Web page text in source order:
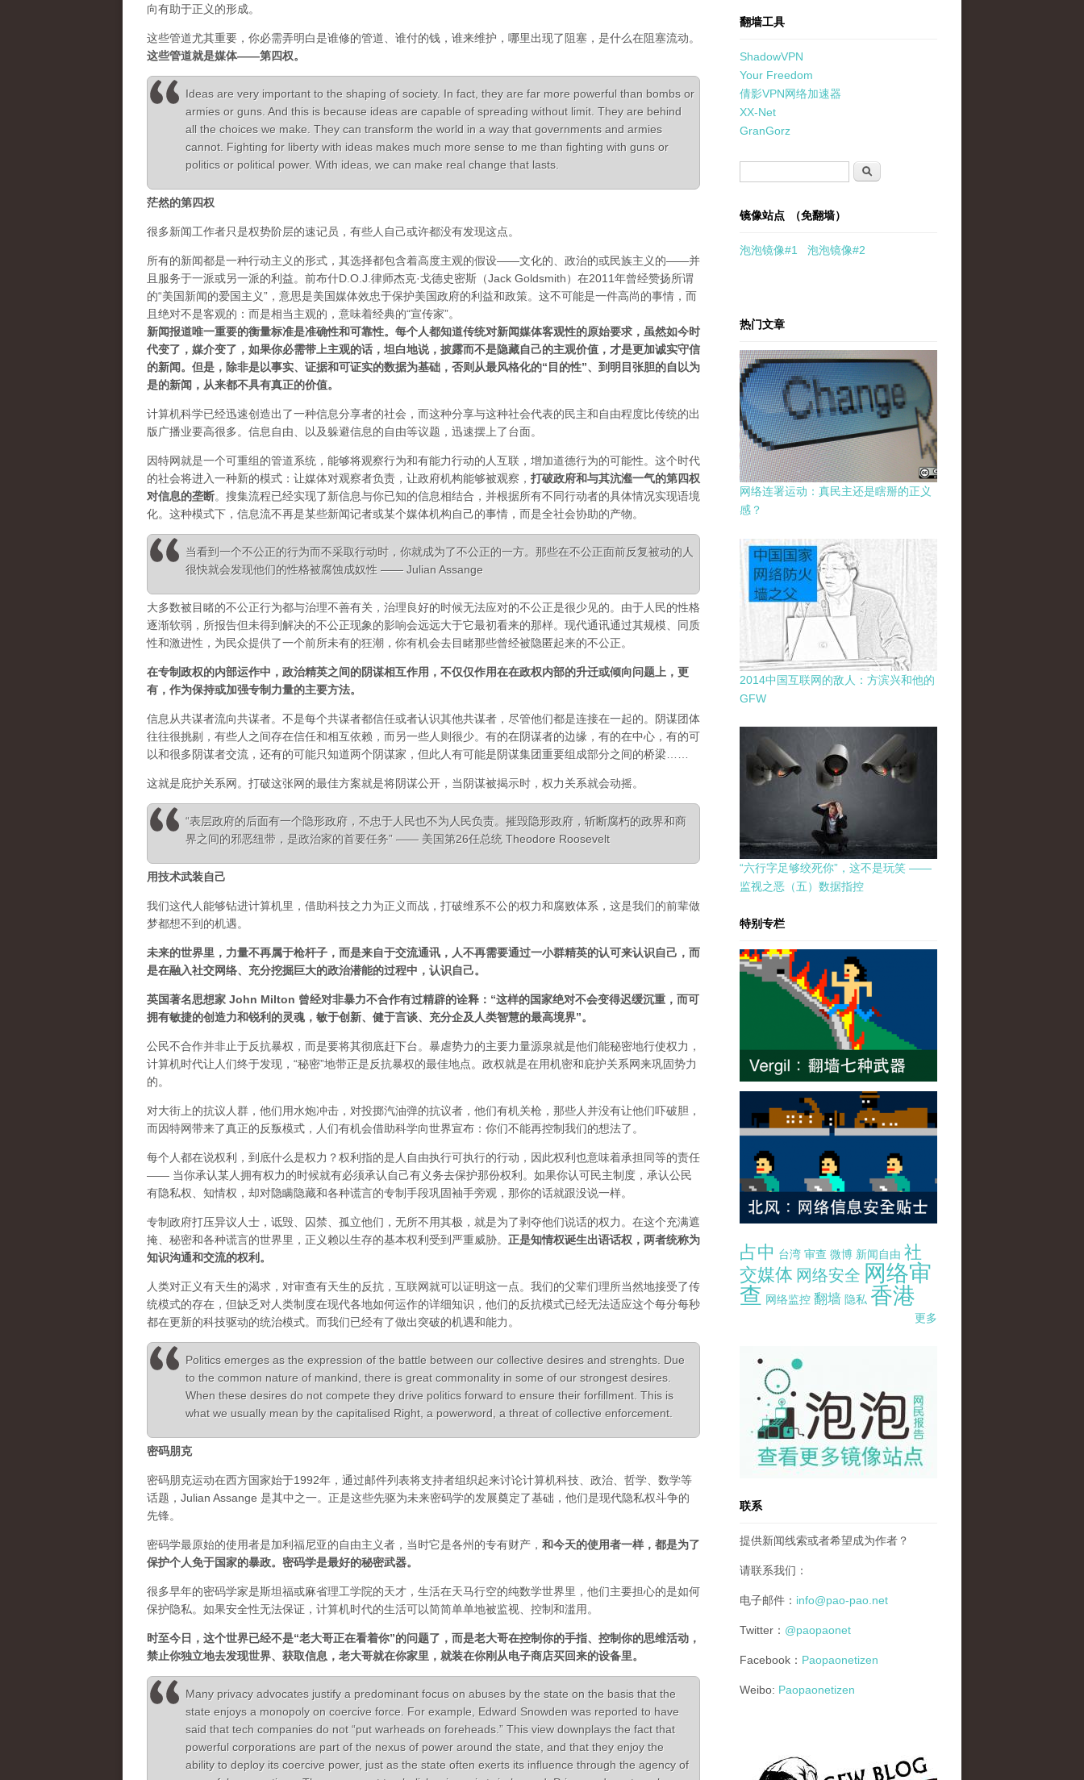
向有助于正义的形成。
这些管道尤其重要，你必需弄明白是谁修的管道、谁付的钱，谁来维护，哪里出现了阻塞，是什么在阻塞流动。
这些管道就是媒体——第四权。
Ideas are very important to the shaping of society. In fact, they are far more powerful than bombs or
armies or guns. And this is because ideas are capable of spreading without limit. They are behind
all the choices we make. They can transform the world in a way that governments and armies
cannot. Fighting for liberty with ideas makes much more sense to me than fighting with guns or
politics or political power. With ideas, we can make real change that lasts.
茫然的第四权
很多新闻工作者只是权势阶层的速记员，有些人自己或许都没有发现这点。
所有的新闻都是一种行动主义的形式，其选择都包含着高度主观的假设——文化的、政治的或民族主义的——并
且服务于一派或另一派的利益。前布什D.O.J.律师杰克·戈德史密斯（Jack Goldsmith）在2011年曾经赞扬所谓
的“美国新闻的爱国主义”，意思是美国媒体效忠于保护美国政府的利益和政策。这不可能是一件高尚的事情，而
且绝对不是客观的：而是相当主观的，意味着经典的“宣传家”。
新闻报道唯一重要的衡量标准是准确性和可靠性。每个人都知道传统对新闻媒体客观性的原始要求，虽然如今时
代变了，媒介变了，如果你必需带上主观的话，坦白地说，披露而不是隐藏自己的主观价值，才是更加诚实守信
的新闻。但是，除非是以事实、证据和可证实的数据为基础，否则从最风格化的“目的性”、到明目张胆的自以为
是的新闻，从来都不具有真正的价值。
计算机科学已经迅速创造出了一种信息分享者的社会，而这种分享与这种社会代表的民主和自由程度比传统的出
版广播业要高很多。信息自由、以及躲避信息的自由等议题，迅速摆上了台面。
因特网就是一个可重组的管道系统，能够将观察行为和有能力行动的人互联，增加道德行为的可能性。这个时代
的社会将进入一种新的模式：让媒体对观察者负责，让政府机构能够被观察， 打破政府和与其沆瀣一气的第四权
对信息的垄断。 搜集流程已经实现了新信息与你已知的信息相结合，并根据所有不同行动者的具体情况实现语境
化。这种模式下，信息流不再是某些新闻记者或某个媒体机构自己的事情，而是全社会协助的产物。
当看到一个不公正的行为而不采取行动时，你就成为了不公正的一方。那些在不公正面前反复被动的人
很快就会发现他们的性格被腐蚀成奴性 —— Julian Assange
大多数被目睹的不公正行为都与治理不善有关，治理良好的时候无法应对的不公正是很少见的。由于人民的性格
逐渐软弱，所报告但未得到解决的不公正现象的影响会远远大于它最初看来的那样。现代通讯通过其规模、同质
性和激进性，为民众提供了一个前所未有的狂潮，你有机会去目睹那些曾经被隐匿起来的不公正。
在专制政权的内部运作中，政治精英之间的阴谋相互作用，不仅仅作用在在政权内部的升迁或倾向问题上，更
有，作为保持或加强专制力量的主要方法。
信息从共谋者流向共谋者。不是每个共谋者都信任或者认识其他共谋者，尽管他们都是连接在一起的。阴谋团体
往往很挑剔，有些人之间存在信任和相互依赖，而另一些人则很少。有的在阴谋者的边缘，有的在中心，有的可
以和很多阴谋者交流，还有的可能只知道两个阴谋家，但此人有可能是阴谋集团重要组成部分之间的桥梁……
这就是庇护关系网。打破这张网的最佳方案就是将阴谋公开，当阴谋被揭示时，权力关系就会动摇。
“表层政府的后面有一个隐形政府，不忠于人民也不为人民负责。摧毁隐形政府，斩断腐朽的政界和商
界之间的邪恶纽带，是政治家的首要任务” —— 美国第26任总统 Theodore Roosevelt
用技术武装自己
我们这代人能够钻进计算机里，借助科技之力为正义而战，打破维系不公的权力和腐败体系，这是我们的前辈做
梦都想不到的机遇。
未来的世界里，力量不再属于枪杆子，而是来自于交流通讯，人不再需要通过一小群精英的认可来认识自己，而
是在融入社交网络、充分挖掘巨大的政治潜能的过程中，认识自己。
英国著名思想家 John Milton 曾经对非暴力不合作有过精辟的诠释：“这样的国家绝对不会变得迟缓沉重，而可
拥有敏捷的创造力和锐利的灵魂，敏于创新、健于言谈、充分企及人类智慧的最高境界”。
公民不合作并非止于反抗暴权，而是要将其彻底赶下台。暴虐势力的主要力量源泉就是他们能秘密地行使权力，
计算机时代让人们终于发现，“秘密”地带正是反抗暴权的最佳地点。政权就是在用机密和庇护关系网来巩固势力
的。
对大街上的抗议人群，他们用水炮冲击，对投掷汽油弹的抗议者，他们有机关枪，那些人并没有让他们吓破胆，
而因特网带来了真正的反叛模式，人们有机会借助科学向世界宣布：你们不能再控制我们的想法了。
每个人都在说权利，到底什么是权力？权利指的是人自由执行可执行的行动，因此权利也意味着承担同等的责任
—— 当你承认某人拥有权力的时候就有必须承认自己有义务去保护那份权利。如果你认可民主制度，承认公民
有隐私权、知情权，却对隐瞒隐藏和各种谎言的专制手段巩固袖手旁观，那你的话就跟没说一样。
专制政府打压异议人士，诋毁、囚禁、孤立他们，无所不用其极，就是为了剥夺他们说话的权力。在这个充满遮
掩、秘密和各种谎言的世界里，正义赖以生存的基本权利受到严重威胁。 正是知情权诞生出语话权，两者统称为
知识沟通和交流的权利。
人类对正义有天生的渴求，对审查有天生的反抗，互联网就可以证明这一点。我们的父辈们理所当然地接受了传
统模式的存在，但缺乏对人类制度在现代各地如何运作的详细知识，他们的反抗模式已经无法适应这个每分每秒
都在更新的科技驱动的统治模式。而我们已经有了做出突破的机遇和能力。
Politics emerges as the expression of the battle between our collective desires and strenghts. Due
to the common nature of mankind, there is great commonality in some of our strongest desires.
When these desires do not compete they drive politics forward to ensure their forfillment. This is
what we usually mean by the capitalised Right, a powerword, a threat of collective enforcement.
密码朋克
密码朋克运动在西方国家始于1992年，通过邮件列表将支持者组织起来讨论计算机科技、政治、哲学、数学等
话题，Julian Assange 是其中之一。正是这些先驱为未来密码学的发展奠定了基础，他们是现代隐私权斗争的
先锋。
密码学最原始的使用者是加利福尼亚的自由主义者，当时它是各州的专有财产， 和今天的使用者一样，都是为了
保护个人免于国家的暴政。密码学是最好的秘密武器。
很多早年的密码学家是斯坦福或麻省理工学院的天才，生活在天马行空的纯数学世界里，他们主要担心的是如何
保护隐私。如果安全性无法保证，计算机时代的生活可以简简单单地被监视、控制和滥用。
时至今日，这个世界已经不是“老大哥正在看着你”的问题了，而是老大哥在控制你的手指、控制你的思维活动，
禁止你独立地去发现世界、获取信息，老大哥就在你家里，就装在你刚从电子商店买回来的设备里。
Many privacy advocates justify a predominant focus on abuses by the state on the basis that the
state enjoys a monopoly on coercive force. For example, Edward Snowden was reported to have
said that tech companies do not “put warheads on foreheads.” This view downplays the fact that
powerful corporations are part of the nexus of power around the state, and that they enjoy the
ability to deploy its coercive power, just as the state often exerts its influence through the agency of
翻墙工具
ShadowVPN
Your Freedom
倩影VPN网络加速器
XX-Net
GranGorz
搜索
镜像站点 （免翻墙）
泡泡镜像#1 泡泡镜像#2
热门文章
网络连署运动：真民主还是瞎掰的正义
感？
2014中国互联网的敌人：方滨兴和他的
GFW
“六行字足够绞死你”，这不是玩笑 ——
监视之恶（五）数据指控
特别专栏
占中 台湾 审查 微博 新闻自由 社
交媒体 网络安全 网络审
查 网络监控 翻墙 隐私 香港
更多
pao-pao-banner-mirror-site-120814.jpg
联系
提供新闻线索或者希望成为作者？
请联系我们：
电子邮件： info@pao-pao.net
Twitter： @paopaonet
Facebook： Paopaonetizen
Weibo: Paopaonetizen
gfw_blog_small.jpg